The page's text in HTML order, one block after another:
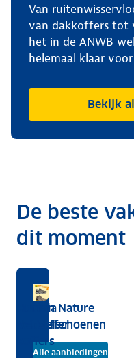
Van
van dakkoffers tot
het in de ANWB
helemaal klaar
Bekijk
De beste
dit moment
Hebben
we
alles?
Alle aanbiedingen
Human
Nature
koffers
Modula
dakkoffer
Human Nature
wandelschoenen